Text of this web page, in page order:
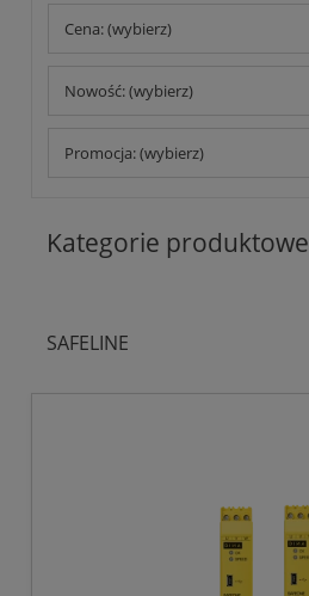
Cena: (wybierz)
Nowość: (wybierz)
Promocja: (wybierz)
Kategorie produktowe
SAFELINE